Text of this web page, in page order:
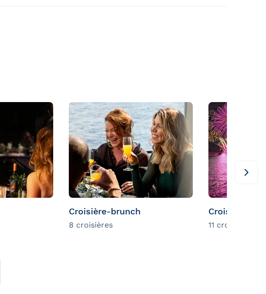
Croisière-brunch
8 croisières
Croisière et
11 croisières